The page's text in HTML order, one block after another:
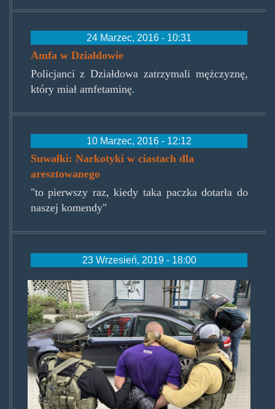
24 Marzec, 2016 - 10:31
Amfa w Działdowie
Policjanci z Działdowa zatrzymali mężczyznę,
który miał amfetaminę.
10 Marzec, 2016 - 12:12
Suwałki: Narkotyki w ciastach dla
aresztowanego
"to pierwszy raz, kiedy taka paczka dotarła do
naszej komendy"
23 Wrzesień, 2019 - 18:00
spece.jpg